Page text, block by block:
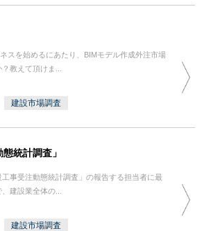
スを始めるにあたり、BIMモデル作成外注市場
教えて頂けま...
建設市場調査
態統計調査」
事受注動態統計調査」の報告する担当者に最
建設業全体の...
建設市場調査